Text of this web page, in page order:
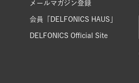
メールマガジン登録
会員「DELFONICS HAUS」
DELFONICS Official Site